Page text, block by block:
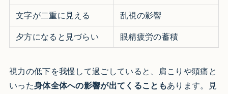
文字が二重に見える 乱視の影響
夕方になると見づらい 眼精疲労の蓄積
視力の低下を我慢して過ごしていると、肩こりや頭痛と
いった身体全体への影響が出てくることもあります。見